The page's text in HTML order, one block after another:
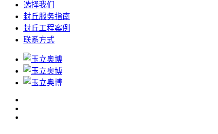
选择我们
封丘服务指南
封丘工程案例
联系方式